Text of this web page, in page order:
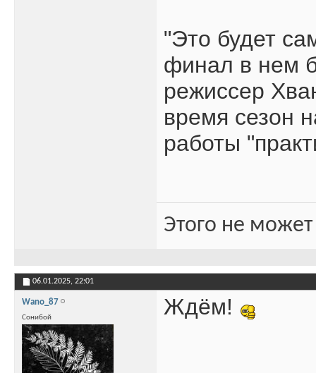
"Это будет
финал в нем
режиссер
время сезон
работы
Этого не
06.01.2025, 22:01
Wano_87
Сонибой Ждём!